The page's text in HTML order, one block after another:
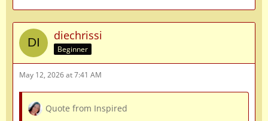
diechrissi
Beginner
May 12, 2026 at 7:41 AM
Quote from Inspired